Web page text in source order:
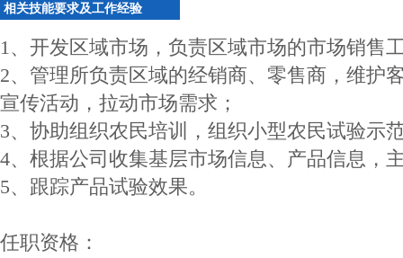
相关技能要求及工作经验
1、开发区域市场，负责区域市场的市场销售
2、管理所负责区域的经销商、零售商，维护
宣传活动，拉动市场需求；
3、协助组织农民培训，组织小型农民试验示
4、根据公司收集基层市场信息、产品信息，
5、跟踪产品试验效果。
任职资格：